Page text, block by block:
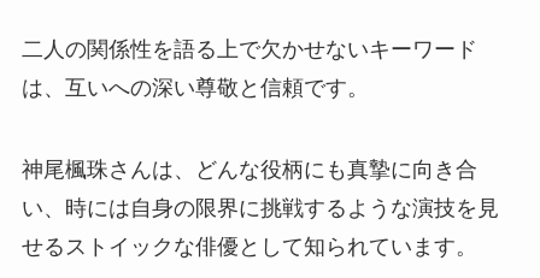
二人の関係性を語る上で欠かせないキーワード
は、互いへの深い尊敬と信頼です。
神尾楓珠さんは、どんな役柄にも真摯に向き合
い、時には自身の限界に挑戦するような演技を見
せるストイックな俳優として知られています。